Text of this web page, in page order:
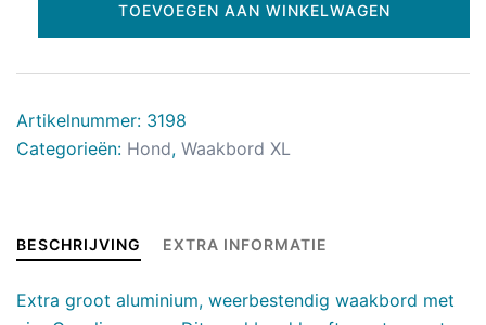
TOEVOEGEN AAN WINKELWAGEN
Artikelnummer: 3198
Categorieën: Hond, Waakbord XL
BESCHRIJVING EXTRA INFORMATIE
Extra groot aluminium, weerbestendig waakbord met